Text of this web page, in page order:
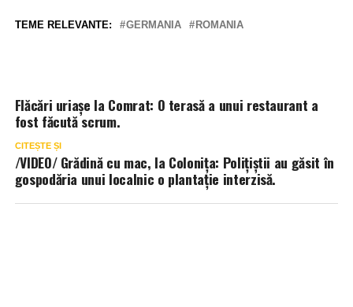
TEME RELEVANTE: GERMANIA ROMANIA
Flăcări uriașe la Comrat: O terasă a unui restaurant a
fost făcută scrum.
CITEȘTE ȘI
/VIDEO/ Grădină cu mac, la Colonița: Polițiștii au găsit în
gospodăria unui localnic o plantație interzisă.